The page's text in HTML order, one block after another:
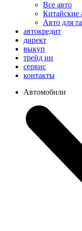
Все авто
Китайские
Авто для
автокредит
директ
выкуп
трейд ин
сервис
контакты
Автомобили